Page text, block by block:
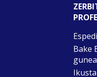
Bake
gunea